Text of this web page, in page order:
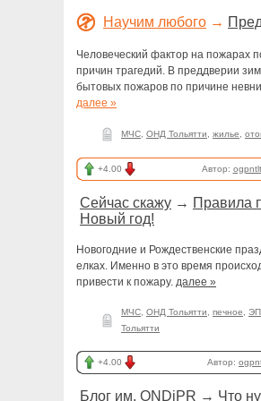
Научим любого →
Человеческий фактор на пожарах
причин трагедий. В преддверии
бытовых пожаров по причине
далее »
МЧС ОНД Тольятти жилье
+4.00 Автор: ogpntlt
Сейчас скажу → Правила
Новый год!
Новогодние и Рождественские
елках. Именно в это время
привести к пожару. далее »
МЧС ОНД Тольятти печное
Тольятти
+4.00 Автор:
Блог им. ONDiPR → Что